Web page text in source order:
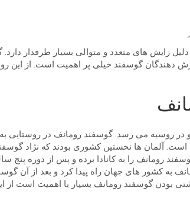
زایش های متعدد و متوالی بسیار طرفدار
دهندگان گوسفند خیلی پر اهمیت است. از این رو
در روسیه می رسد. گوسفند رومانف در روستایی
آلمان ها نخستین کشوری بودند که نژاد
رومانف را به کانادا برده و پس از دوره پنج
به کشور های جهان راه پیدا کرد و بعد از آن
بودن گوسفند رومانف بسیار با اهمیت است از